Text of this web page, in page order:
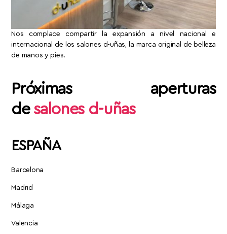
Nos complace compartir la expansión a nivel nacional e
internacional de los salones d-uñas, la marca original de belleza
de manos y pies.
Próximas aperturas
de salones d-uñas
ESPAÑA
Barcelona
Madrid
Málaga
Valencia